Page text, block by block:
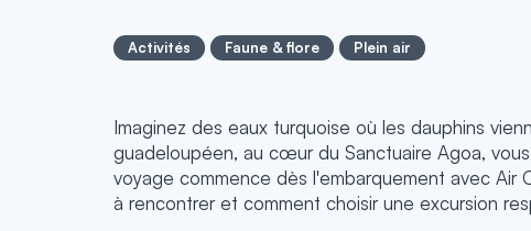
Activités
Faune & flore Plein air
Imaginez des eaux turquoise où les dauphins
guadeloupéen, au cœur du Sanctuaire Agoa,
voyage commence dès l'embarquement avec Air
à rencontrer et comment choisir une excursion